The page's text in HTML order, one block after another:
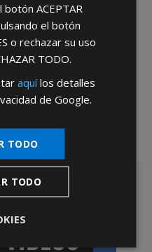
tiendas y empresas minoristas y
botónACEPTAR
el botón
o rechazar su uso
TODO.
aquílos detalles
de Google.
TODO
TODO